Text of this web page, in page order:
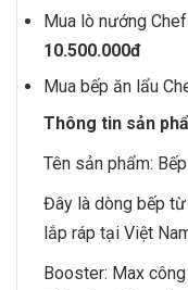
Mua lò nướng
10.500.000đ
Mua bếp ăn lẩu
Thông tin sản
Tên sản phẩm:
Đây là dòng bếp từ
lắp ráp tại Việt
Booster: Max